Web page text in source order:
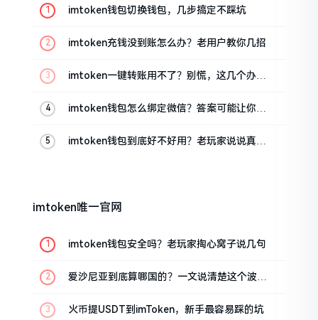
imtoken钱包切换钱包，几步搞定不踩坑
imtoken充钱没到账怎么办？老用户教你几招
imtoken一键转账用不了？别慌，这几个办法
imtoken钱包怎么绑定微信？答案可能让你失
imtoken钱包到底好不好用？老玩家说说真实
imtoken唯一官网
imtoken钱包安全吗？老玩家掏心窝子说几句
爱沙尼亚到底算哪国的？一文说清楚这个波罗
火币提USDT到imToken，新手最容易踩的坑